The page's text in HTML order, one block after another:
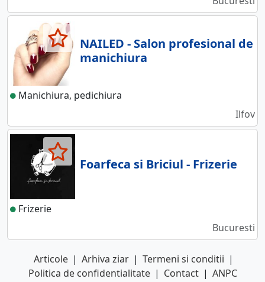
NAILED - Salon profesional de
manichiura
Manichiura, pedichiura
Ilfov
Foarfeca si Briciul - Frizerie
Frizerie
Bucuresti
Articole | Arhiva ziar | Termeni si conditii |
Politica de confidentialitate | Contact | ANPC